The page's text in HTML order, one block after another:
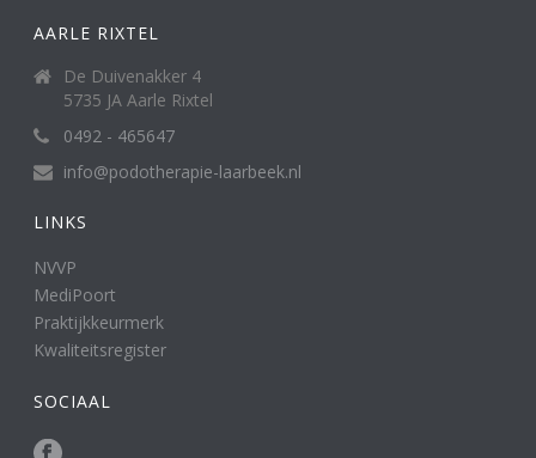
AARLE RIXTEL
De Duivenakker 4
5735 JA Aarle Rixtel
0492 - 465647
info@podotherapie-laarbeek.nl
LINKS
NVVP
MediPoort
Praktijkkeurmerk
Kwaliteitsregister
SOCIAAL